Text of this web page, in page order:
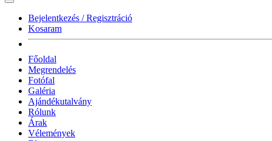
Bejelentkezés / Regisztráció
Kosaram
Főoldal
Megrendelés
Fotófal
Galéria
Ajándékutalvány
Rólunk
Árak
Vélemények